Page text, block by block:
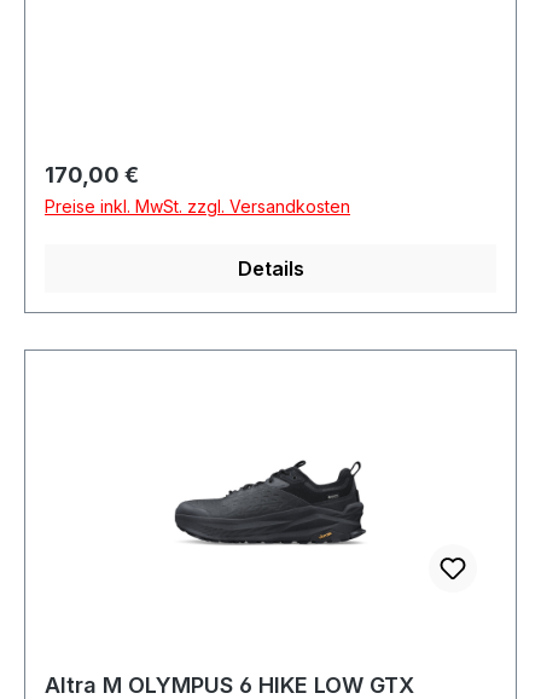
Regulärer Preis:
170,00 €
Preise inkl. MwSt. zzgl. Versandkosten
Details
Altra M OLYMPUS 6 HIKE LOW GTX